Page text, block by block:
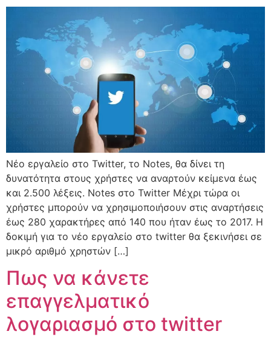
Νέο εργαλείο στο Twitter, το Notes, θα δίνει τη
δυνατότητα στους χρήστες να αναρτούν κείμενα έως
και 2.500 λέξεις. Notes στο Twitter Μέχρι τώρα οι
χρήστες μπορούν να χρησιμοποιήσουν στις αναρτήσεις
έως 280 χαρακτήρες από 140 που ήταν έως το 2017. Η
δοκιμή για το νέο εργαλείο στο twitter θα ξεκινήσει σε
μικρό αριθμό χρηστών […]
Πως να κάνετε
επαγγελματικό
λογαριασμό στο twitter